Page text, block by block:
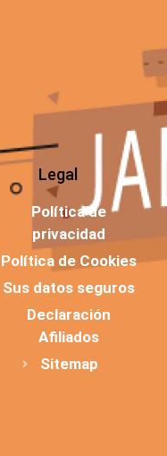
Legal
Política de
privacidad
Política de Cookies
Sus datos seguros
Declaración
Afiliados
Sitemap